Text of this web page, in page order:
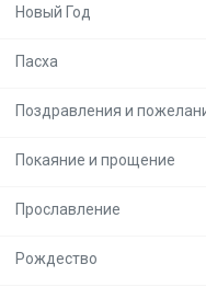
Новый Год
Пасха
Поздравления и
Покаяние и прощение
Прославление
Рождество